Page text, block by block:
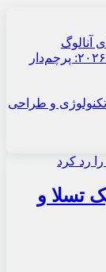
معرفی لامبورگینی روئلتو میورا ۶۰ هومج ۲۰۲۶: پرچم‌دار
و طراحی
تسلا و